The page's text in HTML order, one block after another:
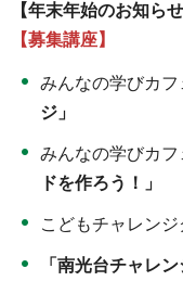
【年末年始のお知らせ
【募集講座】
みんなの学びカ
ジ」
みんなの学びカ
ドを作ろう！」
こどもチャレン
「南光台チャレン